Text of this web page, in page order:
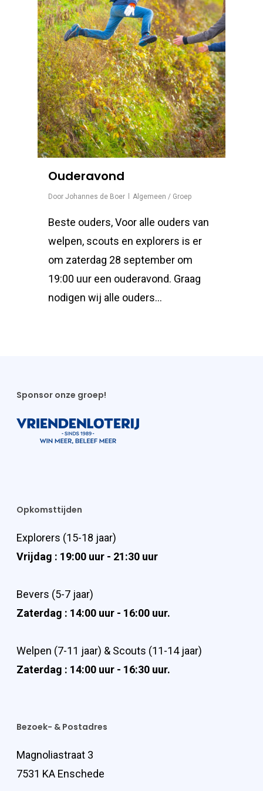
Ouderavond
Door Johannes de Boer Algemeen / Groep
Beste ouders, Voor alle ouders van
welpen, scouts en explorers is er
om zaterdag 28 september om
19:00 uur een ouderavond. Graag
nodigen wij alle ouders…
Sponsor onze groep!
Opkomsttijden
Explorers (15-18 jaar)
Vrijdag : 19:00 uur - 21:30 uur
Bevers (5-7 jaar)
Zaterdag : 14:00 uur - 16:00 uur.
Welpen (7-11 jaar) & Scouts (11-14 jaar)
Zaterdag : 14:00 uur - 16:30 uur.
Bezoek- & Postadres
Magnoliastraat 3
7531 KA Enschede